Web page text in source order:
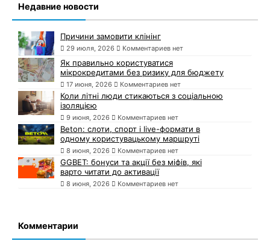
Недавние новости
Причини замовити клінінг
29 июля, 2026 Комментариев нет
Як правильно користуватися
мікрокредитами без ризику для бюджету
17 июня, 2026 Комментариев нет
Коли літні люди стикаються з соціальною
ізоляцією
9 июня, 2026 Комментариев нет
Beton: слоти, спорт і live-формати в
одному користувацькому маршруті
8 июня, 2026 Комментариев нет
GGBET: бонуси та акції без міфів, які
варто читати до активації
8 июня, 2026 Комментариев нет
Комментарии